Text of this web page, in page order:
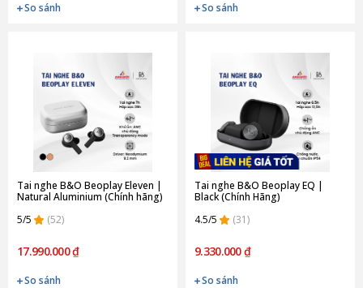
So sánh So sánh
Tai nghe B&O Beoplay Eleven |
Natural Aluminium (Chính hãng)
5/5
(52)
17.990.000 ₫
So sánh
Tai nghe B&O Beoplay EQ |
Black (Chính Hãng)
4.5/5
(31)
9.330.000 ₫
So sánh